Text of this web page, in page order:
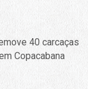
40 carcaças
Copacabana